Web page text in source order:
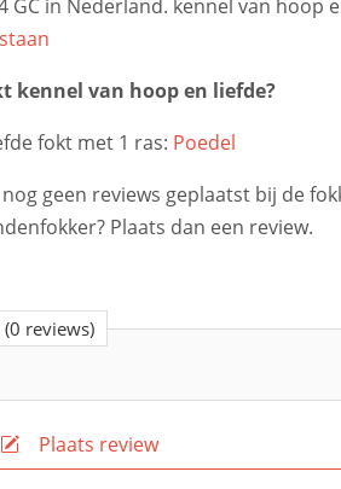
GC in Nederland. kennel van hoop
kennel van hoop en liefde?
fokt met 1 ras: Poedel
geen reviews geplaatst bij de
Plaats dan een review.
(0 reviews)
Plaats review